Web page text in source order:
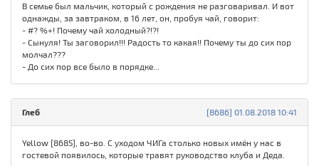
В семье был мальчик, который с рождения не разговаривал. И вот
однажды, за завтраком, в 16 лет, он, пробуя чай, говорит:
- #? %+! Почему чай холодный?!?!
- Сынуля! Ты заговорил!!! Радость то какая!! Почему ты до сих пор
молчал???
- До сих пор все было в порядке...
[8686] 01.08.2018 10:41
Глеб
Yellow [8685], во-во. С уходом ЧИГа столько новых имён у нас в
гостевой появилось, которые травят руководство клуба и Деда.